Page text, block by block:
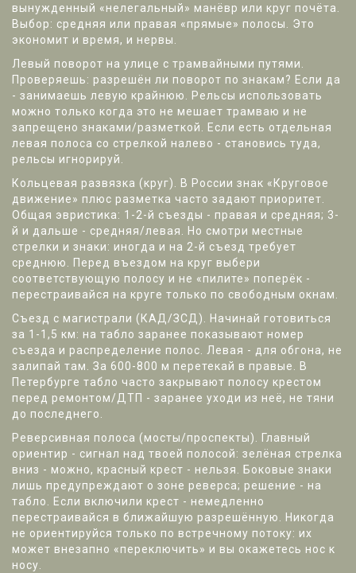
вынужденный «нелегальный» манёвр или круг почёта.
Выбор: средняя или правая «прямые» полосы. Это
экономит и время, и нервы.
Левый поворот на улице с трамвайными путями.
Проверяешь: разрешён ли поворот по знакам? Если да
- занимаешь левую крайнюю. Рельсы использовать
можно только когда это не мешает трамваю и не
запрещено знаками/разметкой. Если есть отдельная
левая полоса со стрелкой налево - становись туда,
рельсы игнорируй.
Кольцевая развязка (круг). В России знак «Круговое
движение» плюс разметка часто задают приоритет.
Общая эвристика: 1-2-й съезды - правая и средняя; 3-
й и дальше - средняя/левая. Но смотри местные
стрелки и знаки: иногда и на 2-й съезд требует
среднюю. Перед въездом на круг выбери
соответствующую полосу и не «пилите» поперёк -
перестраивайся на круге только по свободным окнам.
Съезд с магистрали (КАД/ЗСД). Начинай готовиться
за 1-1,5 км: на табло заранее показывают номер
съезда и распределение полос. Левая - для обгона, не
залипай там. За 600-800 м перетекай в правые. В
Петербурге табло часто закрывают полосу крестом
перед ремонтом/ДТП - заранее уходи из неё, не тяни
до последнего.
Реверсивная полоса (мосты/проспекты). Главный
ориентир - сигнал над твоей полосой: зелёная стрелка
вниз - можно, красный крест - нельзя. Боковые знаки
лишь предупреждают о зоне реверса; решение - на
табло. Если включили крест - немедленно
перестраивайся в ближайшую разрешённую. Никогда
не ориентируйся только по встречному потоку: их
может внезапно «переключить» и вы окажетесь нос к
носу.